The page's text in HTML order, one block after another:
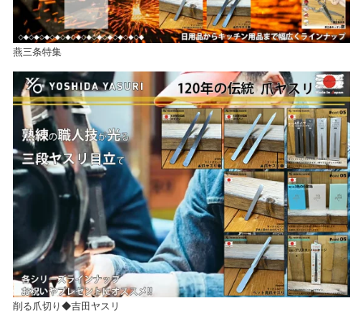
燕三条特集
削る爪切り◆吉田ヤスリ